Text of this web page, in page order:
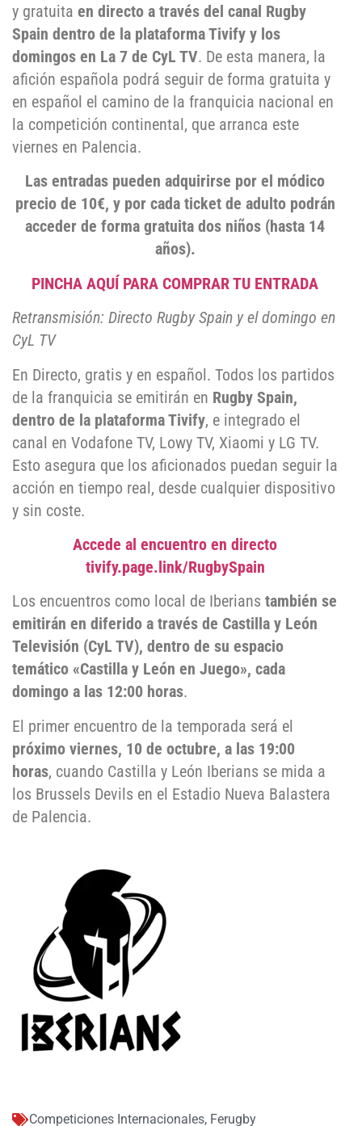
y gratuita en directo a través del canal Rugby
Spain dentro de la plataforma Tivify y los
domingos en La 7 de CyL TV. De esta manera, la
afición española podrá seguir de forma gratuita y
en español el camino de la franquicia nacional en
la competición continental, que arranca este
viernes en Palencia.
Las entradas pueden adquirirse por el módico
precio de 10€, y por cada ticket de adulto podrán
acceder de forma gratuita dos niños (hasta 14
años).
PINCHA AQUÍ PARA COMPRAR TU ENTRADA
Retransmisión: Directo Rugby Spain y el domingo en
CyL TV
En Directo, gratis y en español. Todos los partidos
de la franquicia se emitirán en Rugby Spain,
dentro de la plataforma Tivify, e integrado el
canal en Vodafone TV, Lowy TV, Xiaomi y LG TV.
Esto asegura que los aficionados puedan seguir la
acción en tiempo real, desde cualquier dispositivo
y sin coste.
Accede al encuentro en directo
tivify.page.link/RugbySpain
Los encuentros como local de Iberians también se
emitirán en diferido a través de Castilla y León
Televisión (CyL TV), dentro de su espacio
temático «Castilla y León en Juego», cada
domingo a las 12:00 horas.
El primer encuentro de la temporada será el
próximo viernes, 10 de octubre, a las 19:00
horas, cuando Castilla y León Iberians se mida a
los Brussels Devils en el Estadio Nueva Balastera
de Palencia.
Competiciones Internacionales, Ferugby